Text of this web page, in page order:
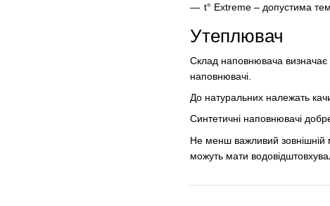
t° Extreme – допустима
Утеплювач
Склад наповнювача визначає
наповнювачі.
До натуральних належать
Синтетичні наповнювачі
Не менш важливий зовнішній
можуть мати